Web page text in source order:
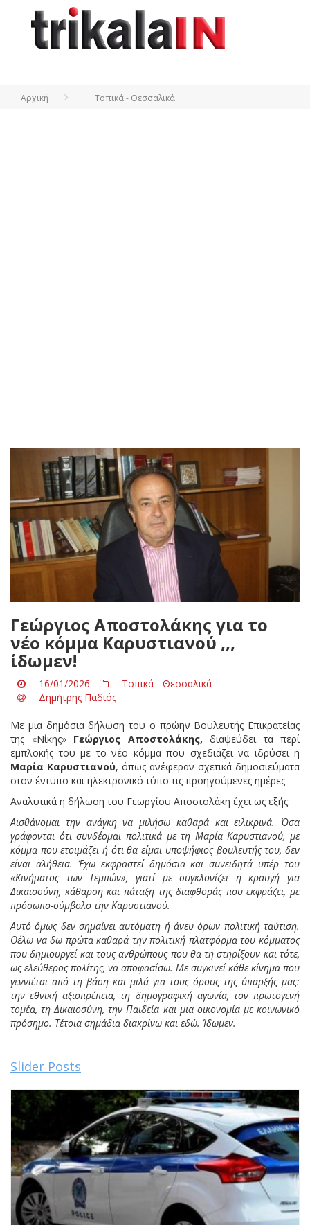
Αρχική Τοπικά - Θεσσαλικά
Γεώργιος Αποστολάκης για το
νέο κόμμα Καρυστιανού ,,,
ίδωμεν!
16/01/2026
Τοπικά - Θεσσαλικά
Δημήτρης Παδιός
Με μια δημόσια δήλωση του ο πρώην Βουλευτής Επικρατείας
της «Νίκης» Γεώργιος Αποστολάκης, διαψεύδει τα περί
εμπλοκής του με το νέο κόμμα που σχεδιάζει να ιδρύσει η
Μαρία Καρυστιανού, όπως ανέφεραν σχετικά δημοσιεύματα
στον έντυπο και ηλεκτρονικό τύπο τις προηγούμενες ημέρες
Αναλυτικά η δήλωση του Γεωργίου Αποστολάκη έχει ως εξής:
Αισθάνομαι την ανάγκη να μιλήσω καθαρά και ειλικρινά. Όσα
γράφονται ότι συνδέομαι πολιτικά με τη Μαρία Καρυστιανού, με
κόμμα που ετοιμάζει ή ότι θα είμαι υποψήφιος βουλευτής του, δεν
είναι αλήθεια. Έχω εκφραστεί δημόσια και συνειδητά υπέρ του
«Κινήματος των Τεμπών», γιατί με συγκλονίζει η κραυγή για
Δικαιοσύνη, κάθαρση και πάταξη της διαφθοράς που εκφράζει, με
πρόσωπο-σύμβολο την Καρυστιανού.
Αυτό όμως δεν σημαίνει αυτόματη ή άνευ όρων πολιτική ταύτιση.
Θέλω να δω πρώτα καθαρά την πολιτική πλατφόρμα του κόμματος
που δημιουργεί και τους ανθρώπους που θα τη στηρίξουν και τότε,
ως ελεύθερος πολίτης, να αποφασίσω. Με συγκινεί κάθε κίνημα που
γεννιέται από τη βάση και μιλά για τους όρους της ύπαρξής μας:
την εθνική αξιοπρέπεια, τη δημογραφική αγωνία, τον πρωτογενή
τομέα, τη Δικαιοσύνη, την Παιδεία και μια οικονομία με κοινωνικό
πρόσημο. Τέτοια σημάδια διακρίνω και εδώ. Ίδωμεν.
Slider Posts